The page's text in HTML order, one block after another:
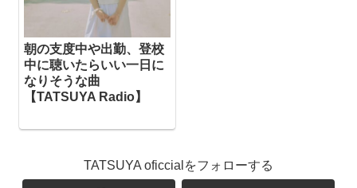
朝の支度中や出勤、登校
中に聴いたらいい一日に
なりそうな曲
【TATSUYA Radio】
TATSUYA oficcialをフォローする